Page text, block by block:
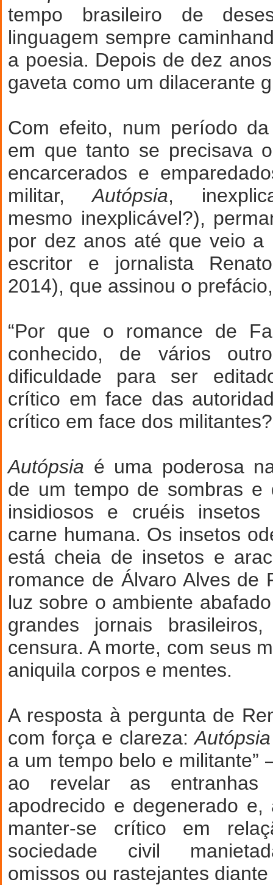
tempo brasileiro de
linguagem sempre
a poesia. Depois de dez
gaveta como um dilacerante
Com efeito, num período
em que tanto se precisava
encarcerados e
militar,Autópsia,
mesmo inexplicável?),
por dez anos até que veio a
escritor e jornalista
2014), que assinou o
“Por que o romance de
conhecido, de vários
dificuldade para ser
crítico em face das
crítico em face dos
Autópsia é uma poderosa
de um tempo de sombras e
insidiosos e cruéis
carne humana. Os insetos
está cheia de insetos e
romance de Álvaro Alves de
luz sobre o ambiente
grandes jornais
censura. A morte, com seus
aniquila corpos e mentes.
A resposta à pergunta de
com força e clareza:Autópsia
a um tempo belo e
ao revelar as
apodrecido e degenerado e,
manter-se crítico em
sociedade civil
omissos ou rastejantes